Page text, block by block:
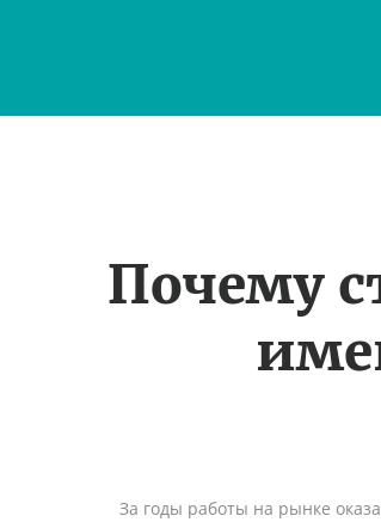
Почему
За годы работы на рынке